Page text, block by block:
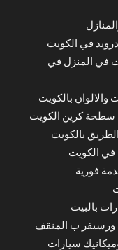
في الكويت
في المنزل في
بالكويت
كرين الكويت
بالكويت
الكويت
بالبيت
ورسيفر ب المنقف
سيارات